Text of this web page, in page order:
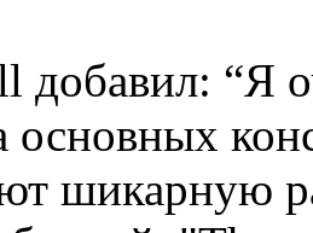
“Я
основных
шикарную